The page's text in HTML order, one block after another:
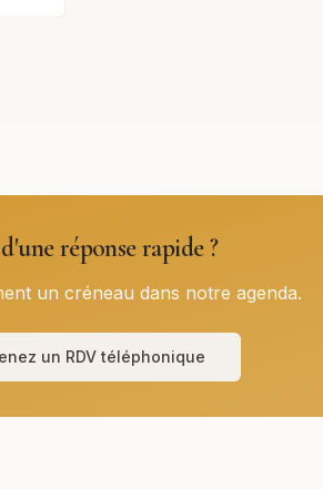
réponse rapide ?
un créneau dans notre agenda.
un RDV téléphonique